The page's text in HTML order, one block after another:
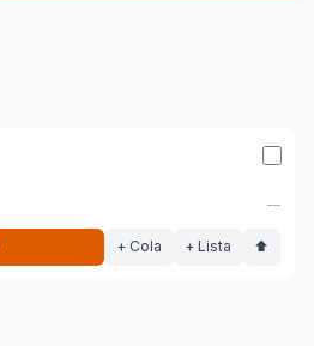
—
+ Cola + Lista ⬆